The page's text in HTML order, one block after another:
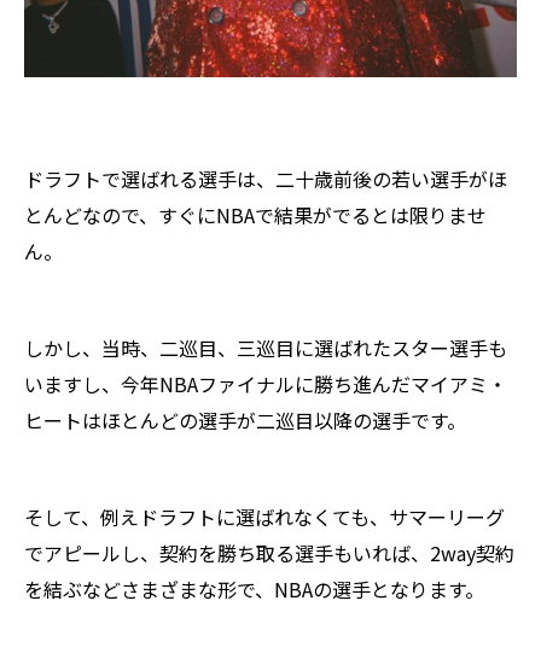
ドラフトで選ばれる選手は、二十歳前後の若い選手がほ
とんどなので、すぐにNBAで結果がでるとは限りませ
ん。
しかし、当時、二巡目、三巡目に選ばれたスター選手も
いますし、今年NBAファイナルに勝ち進んだマイアミ・
ヒートはほとんどの選手が二巡目以降の選手です。
そして、例えドラフトに選ばれなくても、サマーリーグ
でアピールし、契約を勝ち取る選手もいれば、2way契約
を結ぶなどさまざまな形で、NBAの選手となります。